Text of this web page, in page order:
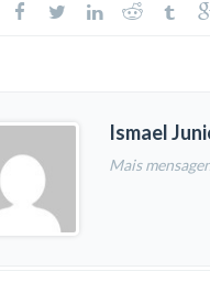
Ismael
Mais